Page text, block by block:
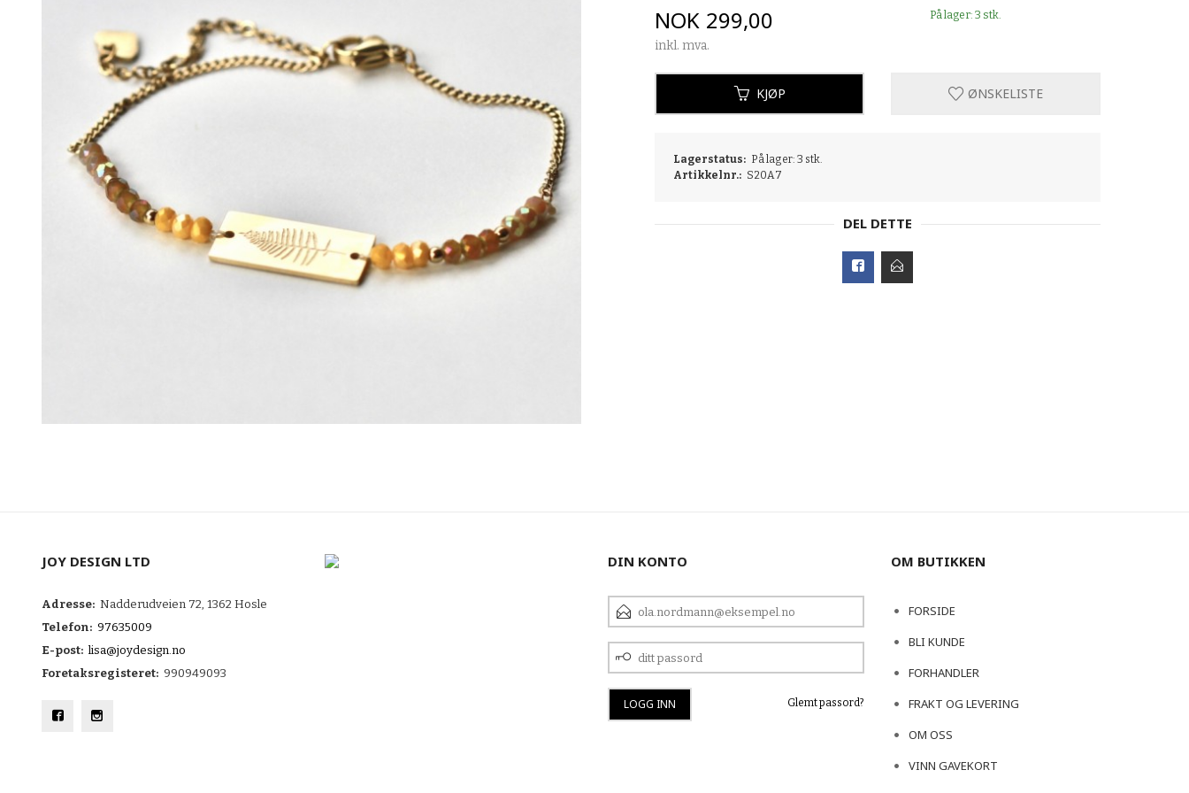
Pris
NOK 299,00
inkl. mva.
På lager: 3 stk.
KJØP ØNSKELISTE
Lagerstatus: På lager: 3 stk.
Artikkelnr.: S20A7
DEL DETTE
JOY DESIGN LTD
Adresse: Nadderudveien 72, 1362 Hosle
Telefon: 97635009
E-post: lisa@joydesign.no
Foretaksregisteret: 990949093
DIN KONTO
E-
POSTADRESSE
DITT
PASSORD
Glemt passord?
OM BUTIKKEN
FORSIDE
BLI KUNDE
FORHANDLER
FRAKT OG LEVERING
OM OSS
VINN GAVEKORT